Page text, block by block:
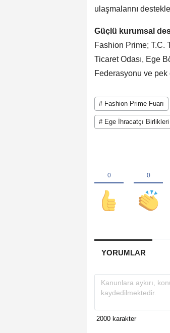
ulaşmalarını
Güçlü kurumsal
Fashion Prime; T.C.
Ticaret Odası, Ege
Federasyonu ve
# Fashion Prime Fuarı
# Ege İhracatçı Birlikleri
YORUMLAR